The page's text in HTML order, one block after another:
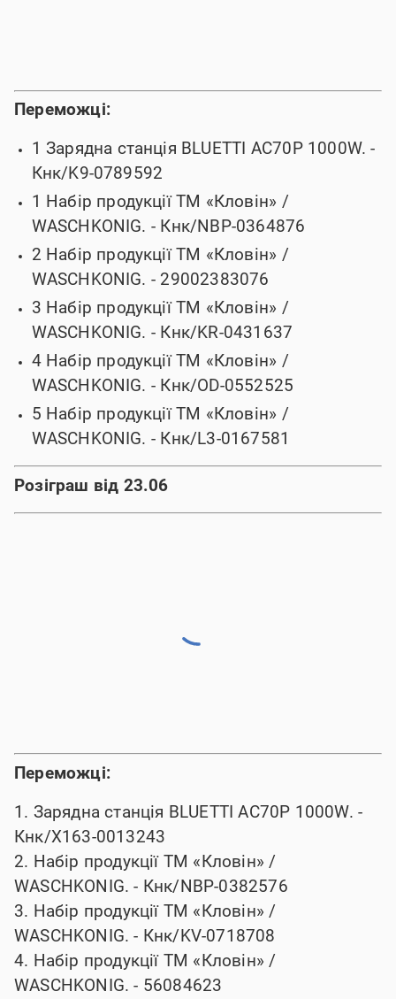
Переможці:
1 Зарядна станція BLUETTI AC70P 1000W. -
Кнк/K9-0789592
1 Набір продукції ТМ «Кловін» /
WASCHKONIG. - Кнк/NBP-0364876
2 Набір продукції ТМ «Кловін» /
WASCHKONIG. - 29002383076
3 Набір продукції ТМ «Кловін» /
WASCHKONIG. - Кнк/KR-0431637
4 Набір продукції ТМ «Кловін» /
WASCHKONIG. - Кнк/OD-0552525
5 Набір продукції ТМ «Кловін» /
WASCHKONIG. - Кнк/L3-0167581
Розіграш від 23.06
Переможці:
1. Зарядна станція BLUETTI AC70P 1000W. -
Кнк/X163-0013243
2. Набір продукції ТМ «Кловін» /
WASCHKONIG. - Кнк/NBP-0382576
3. Набір продукції ТМ «Кловін» /
WASCHKONIG. - Кнк/KV-0718708
4. Набір продукції ТМ «Кловін» /
WASCHKONIG. - 56084623